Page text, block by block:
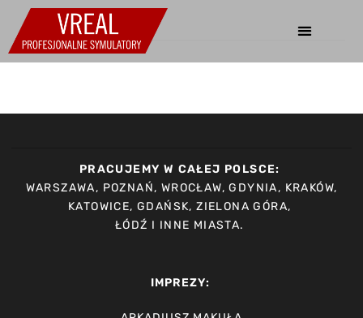
PRACUJEMY W CAŁEJ POLSCE:
WARSZAWA, POZNAŃ, WROCŁAW, GDYNIA, KRAKÓW,
KATOWICE, GDAŃSK, ZIELONA GÓRA,
ŁÓDŹ I INNE MIASTA.
IMPREZY: